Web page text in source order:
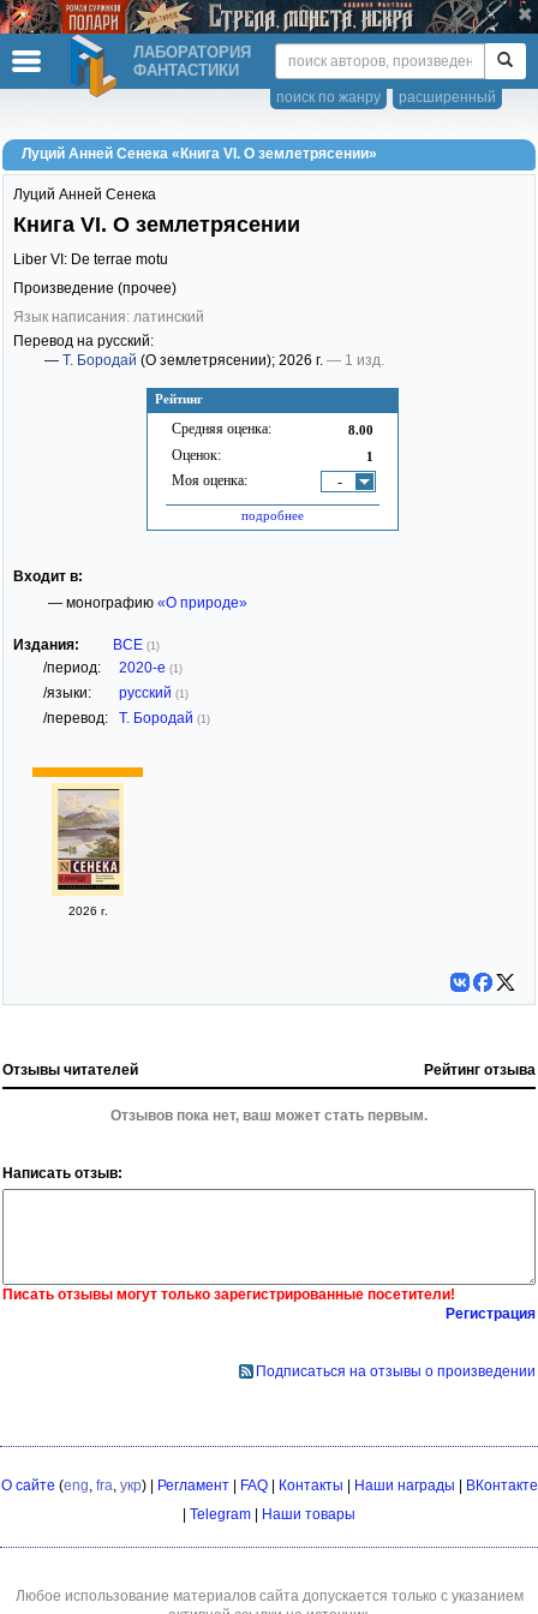
ЛАБОРАТОРИЯ
ФАНТАСТИКИ
расширенный
поиск по жанру
Луций Анней Сенека «Книга VI. О землетрясении»
Рейтинг
Средняя оценка: 8.00
Оценок: 1
Моя оценка: -
подробнее
Луций Анней Сенека
Книга VI. О землетрясении
Liber VI: De terrae motu
Произведение (прочее)
Язык написания: латинский
Перевод на русский:
— Т. Бородай (О землетрясении); 2026 г. — 1 изд.
Входит в:
— монографию «О природе»
Издания: ВСЕ (1)
/период: 2020-е (1)
/языки: русский (1)
/перевод: Т. Бородай (1)
2026 г.
Отзывы читателей Рейтинг отзыва
Отзывов пока нет, ваш может стать первым.
Написать отзыв:
Писать отзывы могут только зарегистрированные посетители!
Регистрация
Подписаться на отзывы о произведении
О сайте (eng fra укр) | Регламент| FAQ| Контакты | Наши награды | ВКонтакте
| Telegram | Наши товары
Любое использование материалов сайта допускается только с указанием